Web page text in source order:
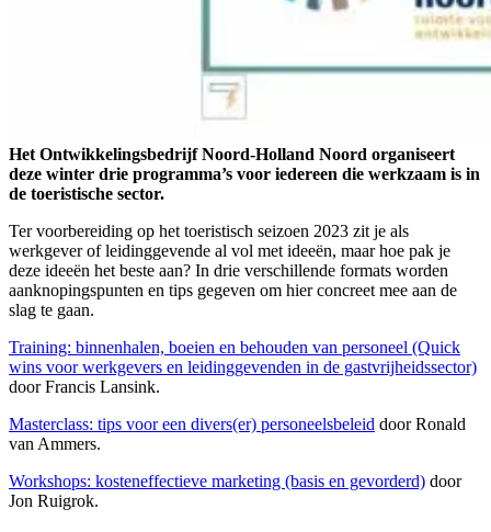
Het Ontwikkelingsbedrijf Noord-Holland Noord organiseert
deze winter drie programma’s voor iedereen die werkzaam is in
de toeristische sector.
Ter voorbereiding op het toeristisch seizoen 2023 zit je als
werkgever of leidinggevende al vol met ideeën, maar hoe pak je
deze ideeën het beste aan? In drie verschillende formats worden
aanknopingspunten en tips gegeven om hier concreet mee aan de
slag te gaan.
Training: binnenhalen, boeien en behouden van personeel (Quick
wins voor werkgevers en leidinggevenden in de gastvrijheidssector)
door Francis Lansink.
Masterclass: tips voor een divers(er) personeelsbeleid door Ronald
van Ammers.
Workshops: kosteneffectieve marketing (basis en gevorderd) door
Jon Ruigrok.